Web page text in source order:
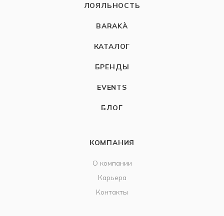
ЛОЯЛЬНОСТЬ
BARAKÀ
КАТАЛОГ
БРЕНДЫ
EVENTS
БЛОГ
КОМПАНИЯ
О компании
Карьера
Контакты